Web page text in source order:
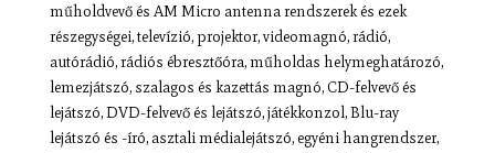
műholdvevő és AM Micro antenna rendszerek és ezek
részegységei, televízió, projektor, videomagnó, rádió,
autórádió, rádiós ébresztőóra, műholdas helymeghatározó,
lemezjátszó, szalagos és kazettás magnó, CD-felvevő és
lejátszó, DVD-felvevő és lejátszó, játékkonzol, Blu-ray
lejátszó és -író, asztali médialejátszó, egyéni hangrendszer,